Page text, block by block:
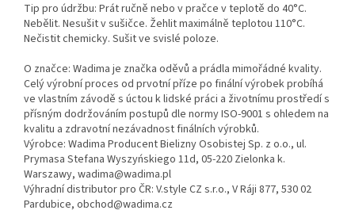
Tip pro údržbu: Prát ručně nebo v pračce v teplotě do 40°C.
Nebělit. Nesušit v sušičce. Žehlit maximálně teplotou 110°C.
Nečistit chemicky. Sušit ve svislé poloze.
O značce: Wadima je značka oděvů a prádla mimořádné kvality.
Celý výrobní proces od prvotní příze po finální výrobek probíhá
ve vlastním závodě s úctou k lidské práci a životnímu prostředí s
přísným dodržováním postupů dle normy ISO-9001 s ohledem na
kvalitu a zdravotní nezávadnost finálních výrobků.
Výrobce: Wadima Producent Bielizny Osobistej Sp. z o.o., ul.
Prymasa Stefana Wyszyńskiego 11d, 05-220 Zielonka k.
Warszawy, wadima@wadima.pl
Výhradní distributor pro ČR: V.style CZ s.r.o., V Ráji 877, 530 02
Pardubice, obchod@wadima.cz